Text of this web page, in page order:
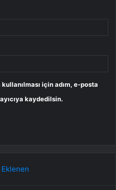
için adım, e-posta
kaydedilsin.